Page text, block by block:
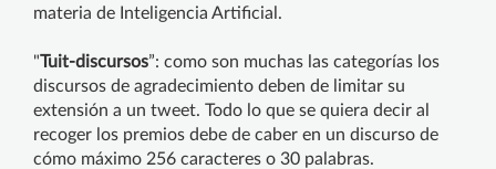
materia de Inteligencia Artificial.
"Tuit-discursos”: como son muchas las categorías los
discursos de agradecimiento deben de limitar su
extensión a un tweet. Todo lo que se quiera decir al
recoger los premios debe de caber en un discurso de
cómo máximo 256 caracteres o 30 palabras.